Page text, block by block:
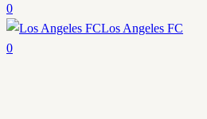
0
Los Angeles FC
0